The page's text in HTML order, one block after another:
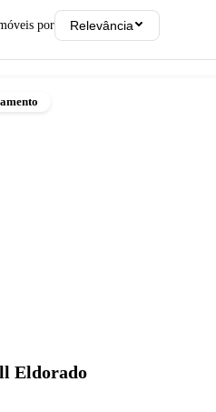
por Relevância
Eldorado